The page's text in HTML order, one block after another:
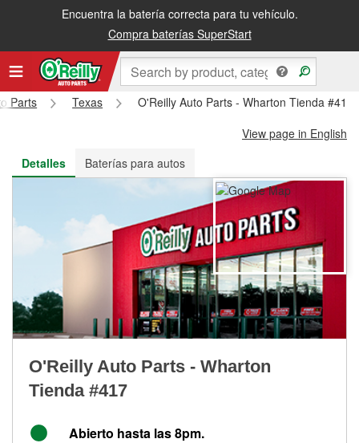
Encuentra la batería correcta para tu vehículo.
Compra baterías SuperStart
Recibe tu orden gratis al día siguiente o recógela en la tienda
Parts Texas
O'Reilly Auto Parts - Wharton Tienda #417
View page in English
Detalles
Baterías para autos
O'Reilly Auto Parts - Wharton
Tienda #417
Abierto hasta las 8pm.